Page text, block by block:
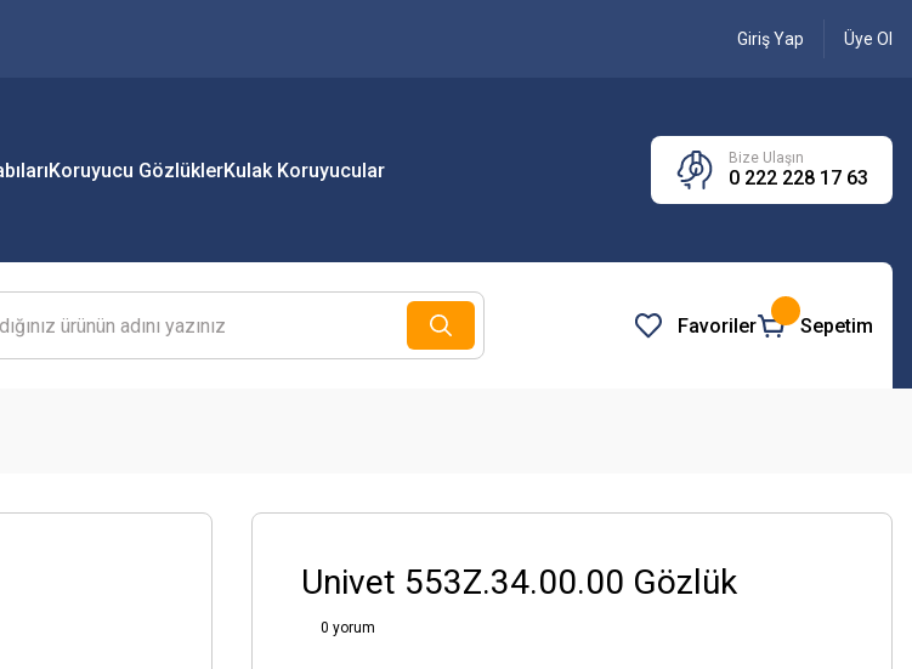
Giriş Yap Üye Ol
Koruyucu GözlüklerKulak Koruyucular
Bize Ulaşın
0 222 228 17 63
Favoriler Sepetim
Univet 553Z.34.00.00 Gözlük
0 yorum